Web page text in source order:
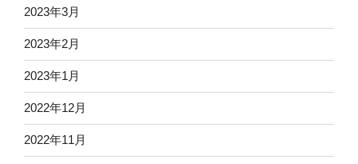
2023年3月
2023年2月
2023年1月
2022年12月
2022年11月